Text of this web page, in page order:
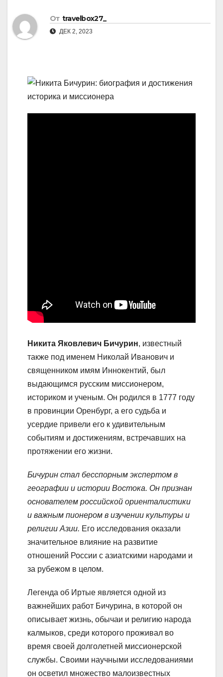
От travelbox27_
ДЕК 2, 2023
Никита Яковлевич Бичурин, известный
также под именем Николай Иванович и
священником имям Иннокентий, был
выдающимся русским миссионером,
историком и ученым. Он родился в 1777 году
в провинции Оренбург, а его судьба и
усердие привели его к удивительным
событиям и достижениям, встречавших на
протяжении его жизни.
Бичурин стал бесспорным экспертом в
географии и истории Востока. Он признан
основателем российской ориенталистики
и важным пионером в изучении культуры и
религии Азии. Его исследования оказали
значительное влияние на развитие
отношений России с азиатскими народами и
за рубежом в целом.
Легенда об Иртые является одной из
важнейших работ Бичурина, в которой он
описывает жизнь, обычаи и религию народа
калмыков, среди которого проживал во
время своей долголетней миссионерской
службы. Своими научными исследованиями
он осветил множество малоизвестных